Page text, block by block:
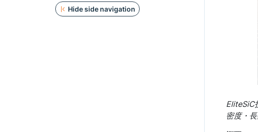
Hide side navigation
EliteSiC
密度・